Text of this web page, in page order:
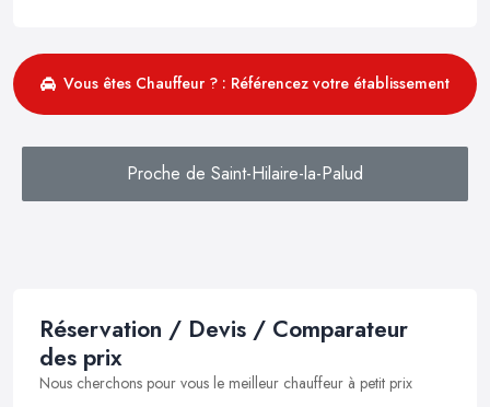
Vous êtes Chauffeur ? : Référencez votre établissement
Proche de Saint-Hilaire-la-Palud
Réservation / Devis / Comparateur
des prix
Nous cherchons pour vous le meilleur chauffeur à petit prix